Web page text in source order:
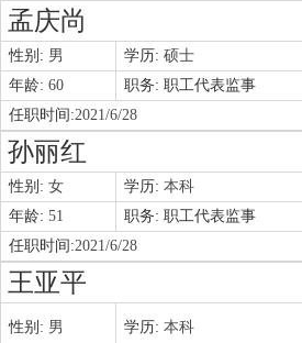
孟庆尚
性别: 男 学历: 硕士
年龄: 60 职务: 职工代表监事
任职时间:2021/6/28
孙丽红
性别: 女 学历: 本科
年龄: 51 职务: 职工代表监事
任职时间:2021/6/28
王亚平
性别: 男 学历: 本科